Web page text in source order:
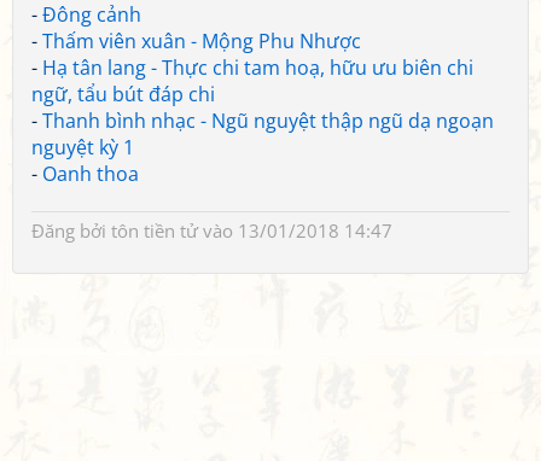
-Đông cảnh
-Thấm viên xuân - Mộng Phu Nhược
- Hạ tân lang - Thực chi tam hoạ, hữu ưu biên chi
ngữ, tẩu bút đáp chi
-Thanh bình nhạc - Ngũ nguyệt thập ngũ dạ ngoạn
nguyệt kỳ 1
- Oanh thoa
Đăng bởi tôn tiền tửvào 13/01/2018 14:47